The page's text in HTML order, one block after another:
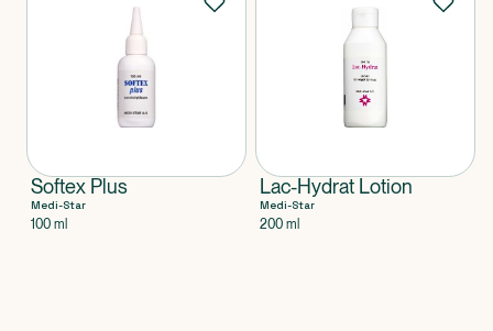
Softex Plus
Medi-Star
100 ml
Lac-Hydrat Lotion
Medi-Star
200 ml